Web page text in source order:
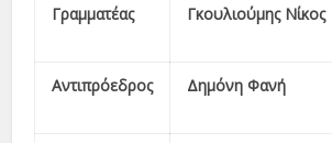
Γραμματέας Γκουλιούμης Νίκος
Αντιπρόεδρος Δημόνη Φανή